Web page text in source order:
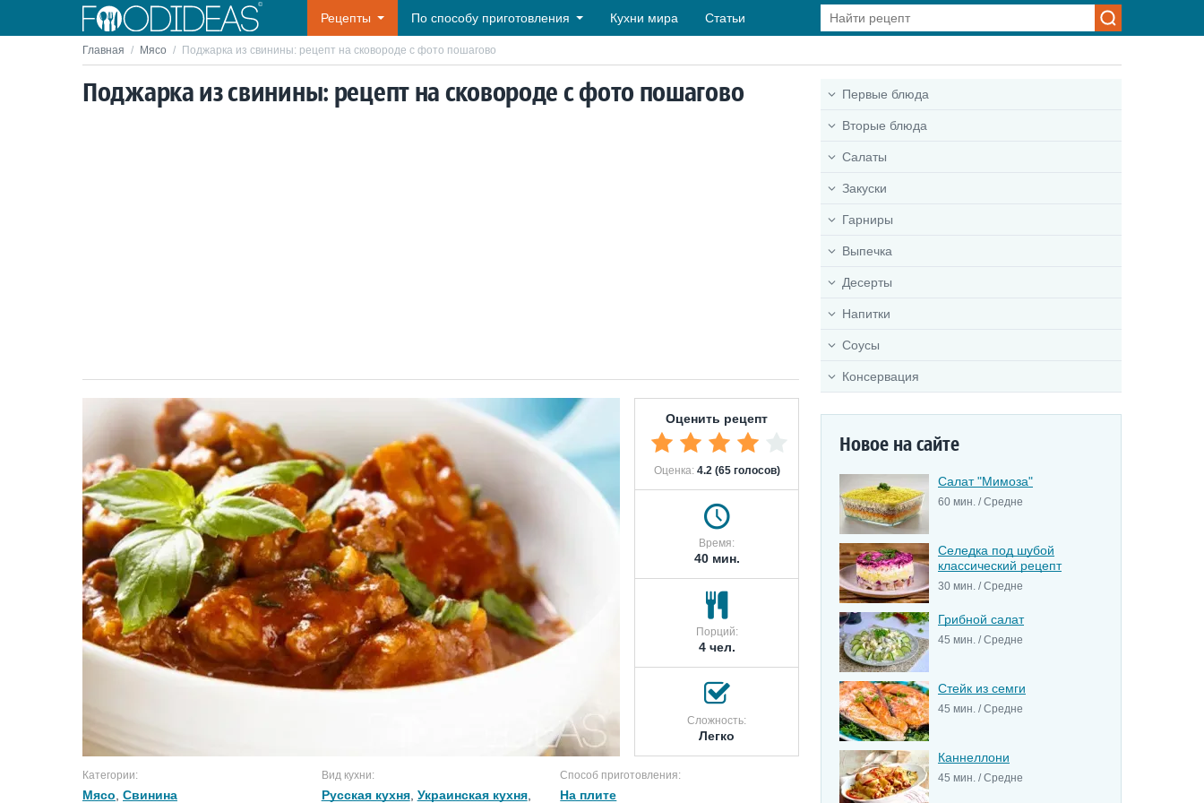
Рецепты По способу приготовления Кухни мира Статьи
Главная / Мясо / Поджарка из свинины: рецепт на сковороде с фото пошагово
Поджарка из свинины: рецепт на сковороде с фото пошагово
Оценить рецепт
Оценка: 4.2 (65 голосов)
Время:
40 мин.
Порций:
4 чел.
Сложность:
Легко
Категории:
Мясо Свинина
Вид кухни:
Русская кухня, Украинская кухня,
Способ приготовления:
На плите
Первые блюда
Вторые блюда
Салаты
Закуски
Гарниры
Выпечка
Десерты
Напитки
Соусы
Консервация
Новое на сайте
Салат "Мимоза"
60 мин. / Средне
Селедка под шубой
классический рецепт
30 мин. / Средне
Грибной салат
45 мин. / Средне
Стейк из семги
45 мин. / Средне
Каннеллони
45 мин. / Средне